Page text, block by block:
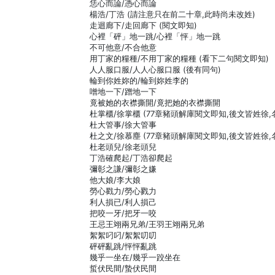
恁心而論/憑心而論
楊浩/丁浩 (請注意只在前二十章,此時尚未改姓)
走迴廊下/走回廊下 (閱文即知)
心裡「砰」地一跳/心裡「怦」地一跳
不可他意/不合他意
用丁家的糧種/不用丁家的糧種 (看下二句閱文即知)
人人服口服/人人心服口服 (後有同句)
輪到你姓妳的/輪到妳姓李的
噌地一下/蹭地一下
竟被她的衣襟撕開/竟把她的衣襟撕開
杜掌櫃/徐掌櫃 (77章豬頭解庫閱文即知,後文皆姓徐,
杜大管事/徐大管事
杜之文/徐慕塵 (77章豬頭解庫閱文即知,後文皆姓徐,
杜老頭兒/徐老頭兒
丁浩確爬起/丁浩卻爬起
彌彰之謙/彌彰之嫌
他大娘/李大娘
勞心戳力/勞心戮力
利人損已/利人損己
把咬一牙/把牙一咬
王忌王翊兩兄弟/王羽王翊兩兄弟
絮絮叼叼/絮絮叨叨
砰砰亂跳/怦怦亂跳
幾乎一坐在/幾乎一跤坐在
蜇伏民間/蟄伏民間